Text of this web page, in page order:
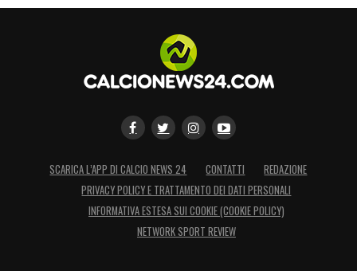
SCARICA L’APP DI CALCIO NEWS 24 CONTATTI
REDAZIONE
PRIVACY POLICY E TRATTAMENTO DEI DATI PERSONALI
INFORMATIVA ESTESA SUI COOKIE (COOKIE POLICY)
NETWORK SPORT REVIEW